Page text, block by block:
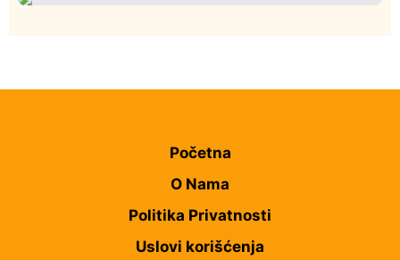
Hronika
Početna
O Nama
Politika Privatnosti
Uslovi korišćenja